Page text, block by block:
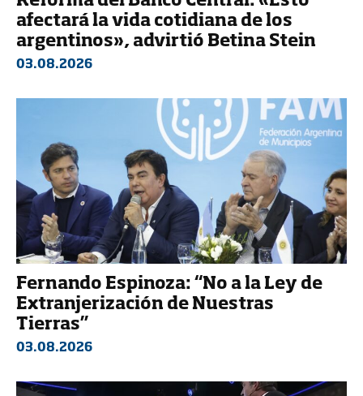
afectará la vida cotidiana de los
argentinos», advirtió Betina Stein
03.08.2026
Fernando Espinoza: “No a la Ley de
Extranjerización de Nuestras
Tierras”
03.08.2026